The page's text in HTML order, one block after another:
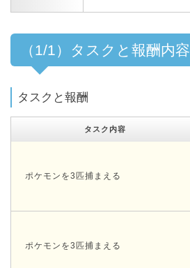
（1/1）タスクと報酬内容
タスクと報酬
タスク内容
ポケモンを3匹捕まえる
ポケモンを3匹捕まえる